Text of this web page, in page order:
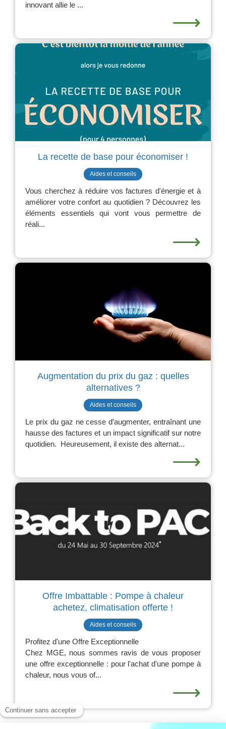
innovant allie le ...
⟶
La recette de base pour économiser !
Aides et conseils
Vous cherchez à réduire vos factures d'énergie et à
améliorer votre confort au quotidien ? Découvrez les
éléments essentiels qui vont vous permettre de
réali...
⟶
Augmentation du prix du gaz : quelles
alternatives ?
Aides et conseils
Le prix du gaz ne cesse d’augmenter, entraînant une
hausse des factures et un impact significatif sur notre
quotidien. ️ Heureusement, il existe des alternat...
⟶
Offre Imbattable : Pompe à chaleur
achetez, climatisation offerte !
Aides et conseils
Profitez d'une Offre Exceptionnelle
Chez MGE, nous sommes ravis de vous proposer
une offre exceptionnelle : pour l'achat d'une pompe à
chaleur, nous vous of...
⟶